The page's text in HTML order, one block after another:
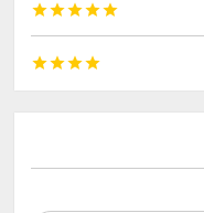








